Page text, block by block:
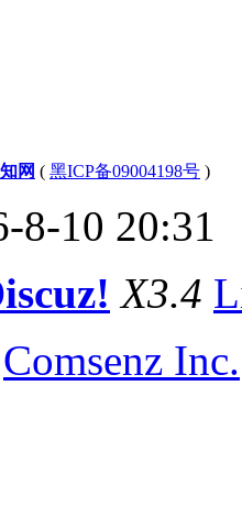
网 ( 黑ICP备09004198号 )
8-10 20:31
X3.4
Comsenz Inc.